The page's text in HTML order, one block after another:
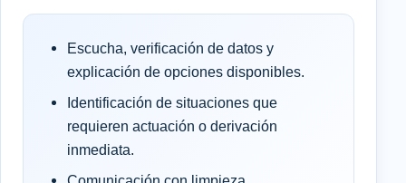
Escucha, verificación de datos y
explicación de opciones disponibles.
Identificación de situaciones que
requieren actuación o derivación
inmediata.